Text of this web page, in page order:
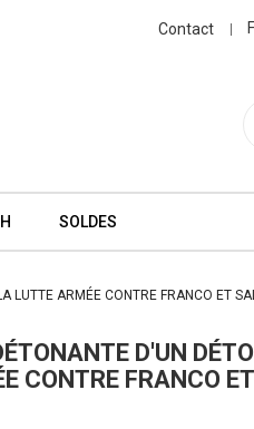
Contact
SOLDES
LUTTE ARMÉE CONTRE FRANCO ET
D'UN
CONTRE FRANCO